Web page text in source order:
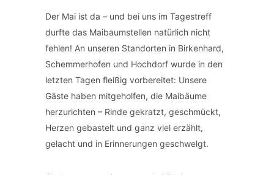
Der Mai ist da – und bei uns im Tagestreff
durfte das Maibaumstellen natürlich nicht
fehlen! An unseren Standorten in Birkenhard,
Schemmerhofen und Hochdorf wurde in den
letzten Tagen fleißig vorbereitet: Unsere
Gäste haben mitgeholfen, die Maibäume
herzurichten – Rinde gekratzt, geschmückt,
Herzen gebastelt und ganz viel erzählt,
gelacht und in Erinnerungen geschwelgt.